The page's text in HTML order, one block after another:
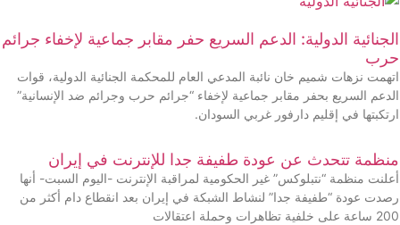
الجنائية الدولية: الدعم السريع حفر مقابر جماعية لإخفاء جرائم
حرب
اتهمت نزهات شميم خان نائبة المدعي العام للمحكمة الجنائية الدولية، قوات
الدعم السريع بحفر مقابر جماعية لإخفاء “جرائم حرب وجرائم ضد الإنسانية”
ارتكبتها في إقليم دارفور غربي السودان.
منظمة تتحدث عن عودة طفيفة جدا للإنترنت في إيران
أعلنت منظمة “نتبلوكس” غير الحكومية لمراقبة الإنترنت -اليوم السبت- أنها
رصدت عودة “طفيفة جدا” لنشاط الشبكة في إيران بعد انقطاع دام أكثر من
200 ساعة على خلفية تظاهرات وحملة اعتقالات